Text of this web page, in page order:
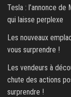
Tesla : l’annonce
qui laisse perplexe
Les nouveaux
vous surprendre !
Les vendeurs à
chute des actions
surprendre !